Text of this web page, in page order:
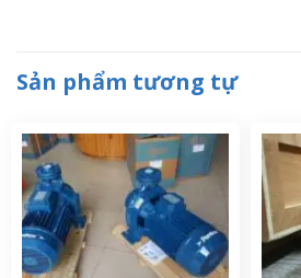
Sản phẩm tương tự